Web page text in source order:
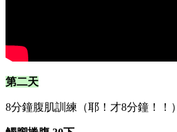
第二天
8分鐘腹肌訓練（耶！才8分鐘！！）